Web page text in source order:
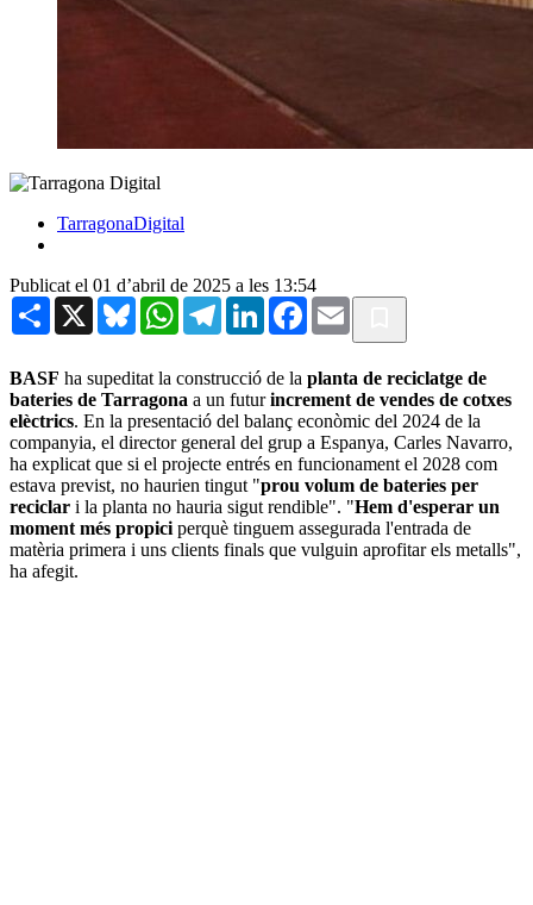
TarragonaDigital
Publicat el 01 d’abril de 2025 a les 13:54
Share X BlueskyWhatsAppTelegramLinkedInFacebook
Email
BASF ha supeditat la construcció de la planta de reciclatge de
bateries de Tarragona a un futurincrement de vendes de cotxes
elèctrics. En la presentació del balanç econòmic del 2024 de la
companyia, el director general del grup a Espanya, Carles Navarro,
ha explicat que si el projecte entrés en funcionament el 2028 com
estava previst, no haurien tingut "prou volum de bateries per
reciclar i la planta no hauria sigut rendible". "Hem d'esperar un
moment més propici perquè tinguem assegurada l'entrada de
matèria primera i uns clients finals que vulguin aprofitar els metalls",
ha afegit.